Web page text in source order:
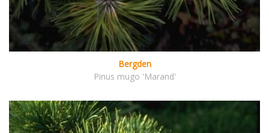
Bergden
Pinus mugo 'Marand'